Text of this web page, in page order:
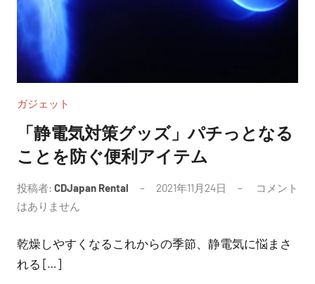
ガジェット
「静電気対策グッズ」パチっとなる
ことを防ぐ便利アイテム
投稿者: CDJapan Rental 2021年11月24日
コメント
はありません
乾燥しやすくなるこれからの季節、静電気に悩まさ
れる […]